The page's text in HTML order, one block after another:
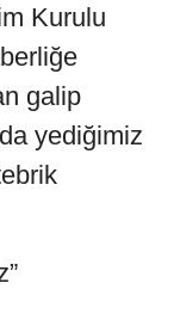
Kurulu
galip
yediğimiz